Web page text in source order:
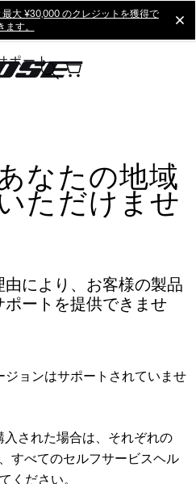
最大 ¥30,000 のクレジットを獲得で
ます。
ポート
なたの地域
ただけませ
により、お客様の製品
ートを提供できませ
ジョンはサポートされていませ
された場合は、それぞれの
すべてのセルフサービスヘル
ください。